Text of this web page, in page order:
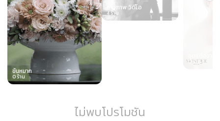
ขันหมาก
0 ร้าน
ช่างภาพ วิดีโอ
4ร้าน
0 ร้าน
ไม่พบโปรโมชัน